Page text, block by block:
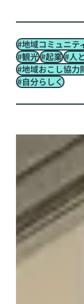
#地域コミュニテ
#観光 #起業 #人
#地域おこし協力
#自分らしく